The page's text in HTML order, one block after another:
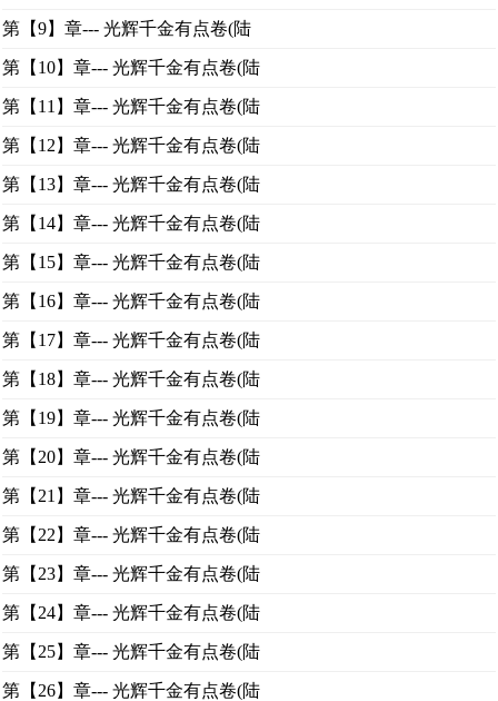
第【9】章--- 光辉千金有点卷(陆
第【10】章--- 光辉千金有点卷(陆
第【11】章--- 光辉千金有点卷(陆
第【12】章--- 光辉千金有点卷(陆
第【13】章--- 光辉千金有点卷(陆
第【14】章--- 光辉千金有点卷(陆
第【15】章--- 光辉千金有点卷(陆
第【16】章--- 光辉千金有点卷(陆
第【17】章--- 光辉千金有点卷(陆
第【18】章--- 光辉千金有点卷(陆
第【19】章--- 光辉千金有点卷(陆
第【20】章--- 光辉千金有点卷(陆
第【21】章--- 光辉千金有点卷(陆
第【22】章--- 光辉千金有点卷(陆
第【23】章--- 光辉千金有点卷(陆
第【24】章--- 光辉千金有点卷(陆
第【25】章--- 光辉千金有点卷(陆
第【26】章--- 光辉千金有点卷(陆